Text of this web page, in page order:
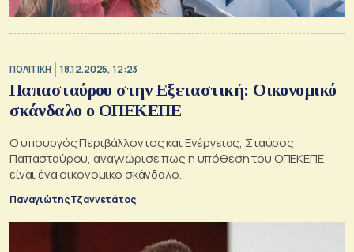
ΠΟΛΙΤΙΚΗ 18.12.2025, 12:23
Παπασταύρου στην Eξεταστική: Οικονομικό
σκάνδαλο ο ΟΠΕΚΕΠΕ
O υπουργός Περιβάλλοντος και Ενέργειας, Σταύρος
Παπασταύρου, αναγνώρισε πως η υπόθεση του ΟΠΕΚΕΠΕ
είναι ένα οικονομικό σκάνδαλο.
Παναγιώτης Τζαννετάτος